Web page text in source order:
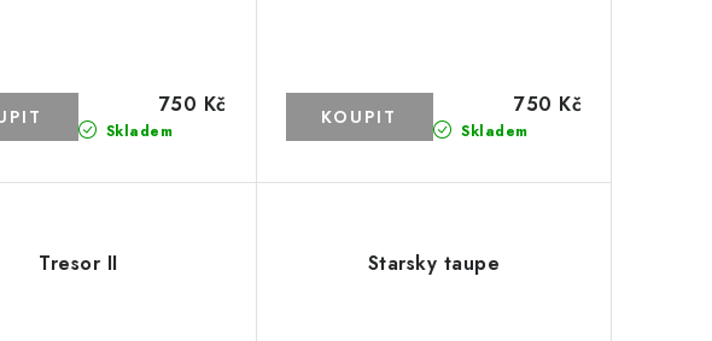
Skladem
750 Kč
Skladem
750 Kč
Tresor II Starsky taupe